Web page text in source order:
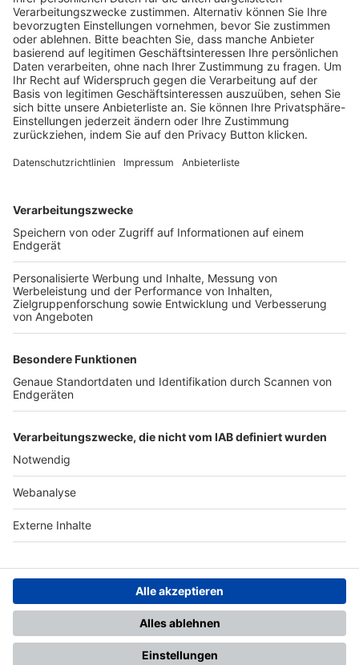
Schulungsangebot Vereinsmitarbeiter
BFV-Geschäftsstellen
Trainerbörse
Login SpielPlus
FOLGE DEM BFV
TOP-VEREINE
TOP-PARTNER
Nutzungsbedingungen Datenschutz Impressum